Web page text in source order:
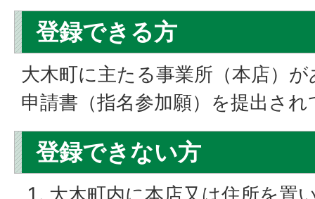
登録できる方
大木町に主たる事業所（本店）
申請書（指名参加願）を提出さ
登録できない方